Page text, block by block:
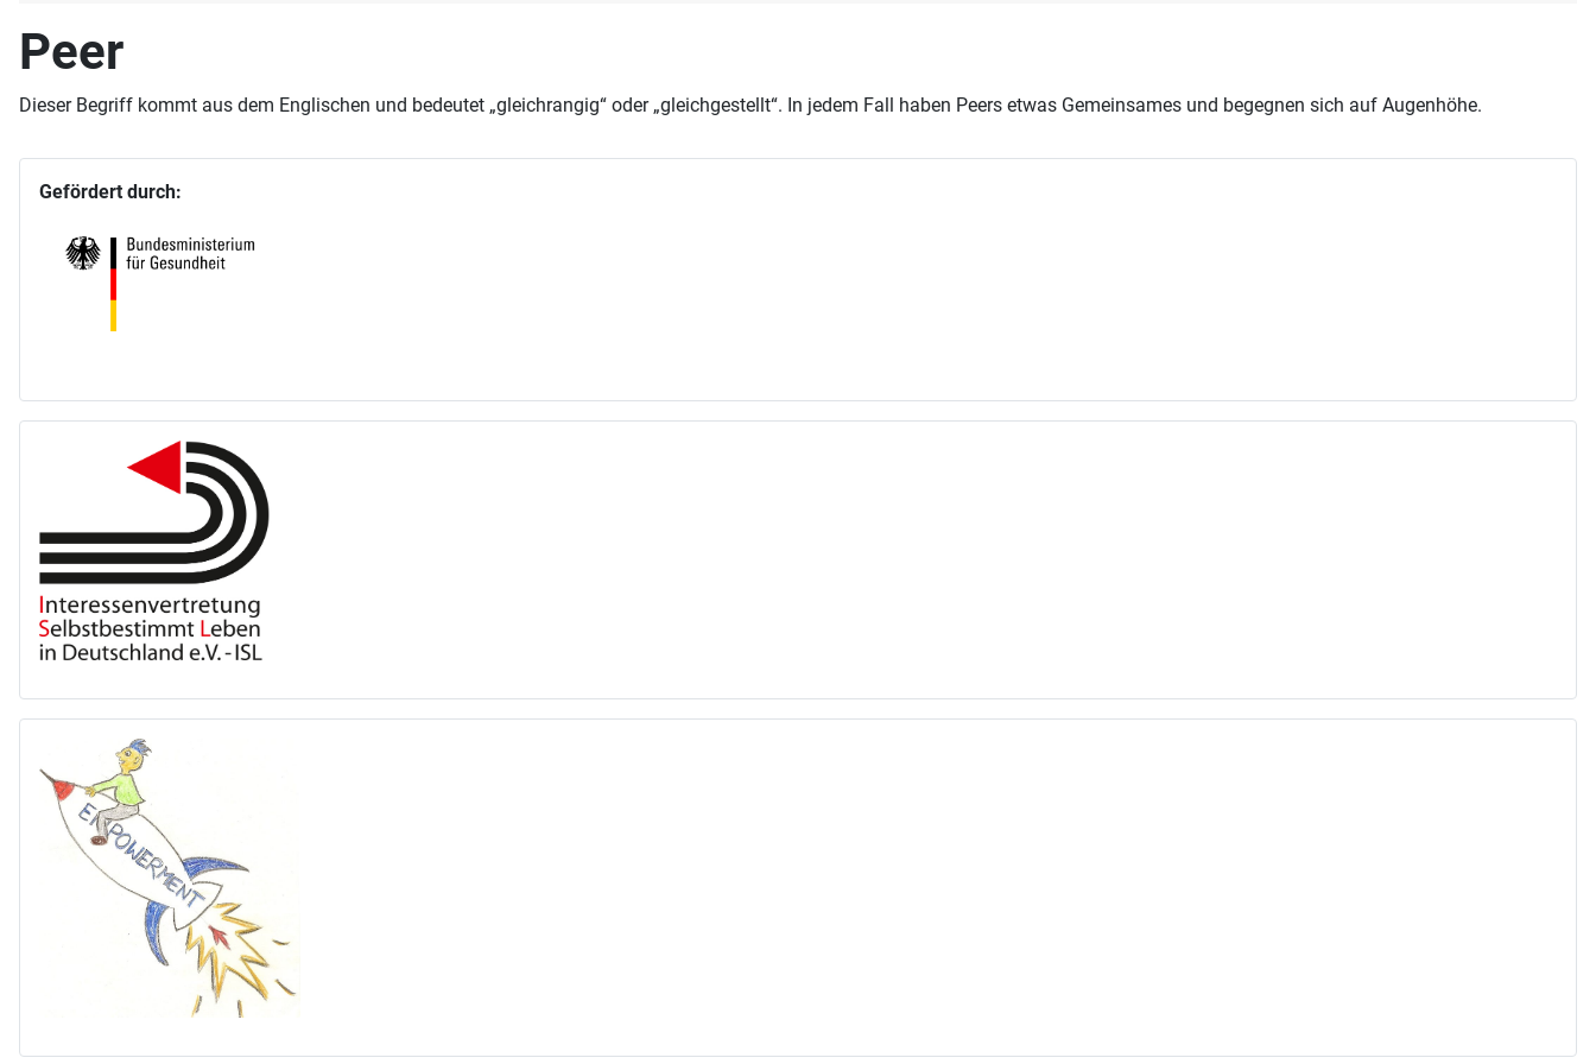
Peer
Dieser Begriff kommt aus dem Englischen und bedeutet „gleichrangig“ oder „gleichgestellt“. In jedem Fall haben Peers etwas Gemeinsames und begegnen sich auf Augenhöhe.
Gefördert durch: